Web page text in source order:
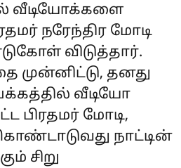
வீடியோக்களை
நரேந்திர மோடி
விடுத்தார்.
முன்னிட்டு, தனது
வீடியோ
பிரதமர் மோடி,
நாட்டின்
சிறு